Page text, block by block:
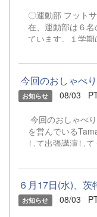
〇運動部 フット
在、運動部は６
ています。１学
に「体力づくり
ランニングメニ
力の向上を図っ
り、先日出場した
合の序盤から終
切ることができま
しさは残ったも
試合内容でした
会やバスケット
す。今回の経験
向上とチームワー
お知らせ 08/03
今回のおしゃべ
を営んでいる
して出張講演し
経歴があり、学
カフェをオープ
っくばらんに話
のtamacoさんも
お知らせ 08/03